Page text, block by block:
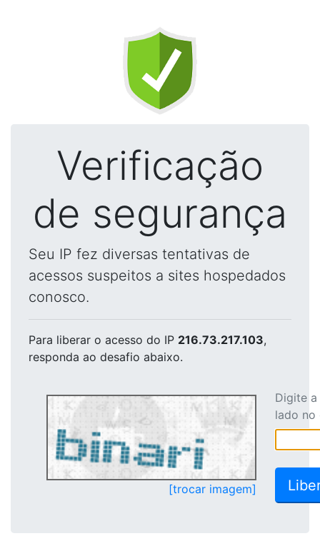
Verificação
de segurança
Seu IP fez diversas tentativas de
acessos suspeitos a sites hospedados
conosco.
Para liberar o acesso do IP 216.73.217.103,
responda ao desafio abaixo.
[trocar imagem]
Digite
lado no